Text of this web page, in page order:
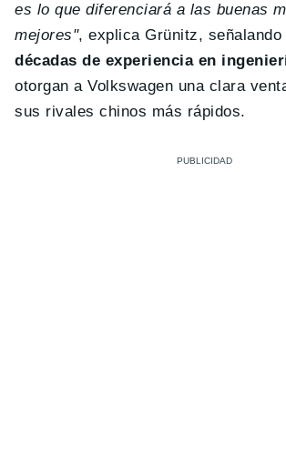
es lo que diferenciará a las buenas
mejores", explica Grünitz, señalando
décadas de experiencia en
otorgan a Volkswagen una clara
sus rivales chinos más rápidos.